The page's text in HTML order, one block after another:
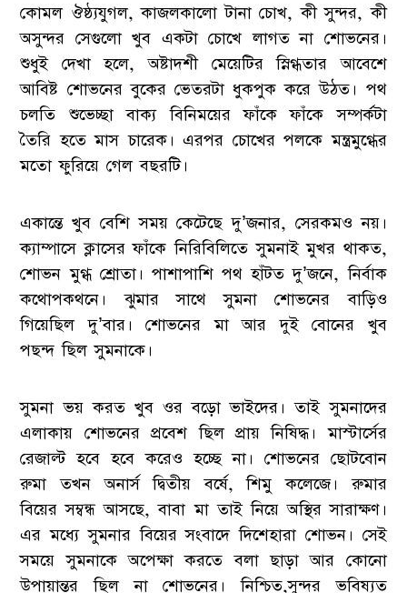
কোমল ঔষ্ঠ্যযুগল, কাজলকালো টানা চোখ, কী সুন্দর, কী
অসুন্দর সেগুলো খুব একটা চোখে লাগত না শোভনের।
শুধুই দেখা হলে, অষ্টাদশী মেয়েটির স্নিগ্ধতার আবেশে
আবিষ্ট শোভনের বুকের ভেতরটা ধুকপুক করে উঠত। পথ
চলতি শুভেচ্ছা বাক্য বিনিময়ের ফাঁকে ফাঁকে সম্পর্কটা
তৈরি হতে মাস চারেক। এরপর চোখের পলকে মন্ত্রমুগ্ধের
মতো ফুরিয়ে গেল বছরটি।
একান্তে খুব বেশি সময় কেটেছে দু’জনার, সেরকমও নয়।
ক্যাম্পাসে ক্লাসের ফাঁকে নিরিবিলিতে সুমনাই মুখর থাকত,
শোভন মুগ্ধ শ্রোতা। পাশাপাশি পথ হাঁটত দু’জনে, নির্বাক
কথোপকথনে। ঝুমার সাথে সুমনা শোভনের বাড়িও
গিয়েছিল দু’বার। শোভনের মা আর দুই বোনের খুব
পছন্দ ছিল সুমনাকে।
সুমনা ভয় করত খুব ওর বড়ো ভাইদের। তাই সুমনাদের
এলাকায় শোভনের প্রবেশ ছিল প্রায় নিষিদ্ধ। মাস্টার্সের
রেজাল্ট হবে হবে করেও হচ্ছে না। শোভনের ছোটবোন
রুমা তখন অনার্স দ্বিতীয় বর্ষে, শিমু কলেজে। রুমার
বিয়ের সম্বন্ধ আসছে, বাবা মা তাই নিয়ে অস্থির সারাক্ষণ।
এর মধ্যে সুমনার বিয়ের সংবাদে দিশেহারা শোভন। সেই
সময়ে সুমনাকে অপেক্ষা করতে বলা ছাড়া আর কোনো
উপায়ান্তর ছিল না শোভনের। নিশ্চিত,সুন্দর ভবিষ্যত